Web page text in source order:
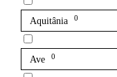
Aquitânia 0
Ave 0